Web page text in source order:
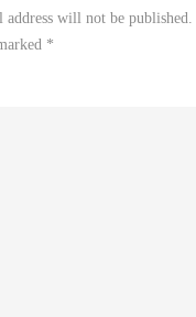
address will not be published.
*